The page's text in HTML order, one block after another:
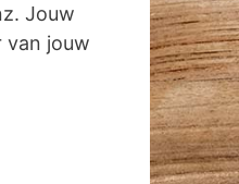
Jouw
van jouw